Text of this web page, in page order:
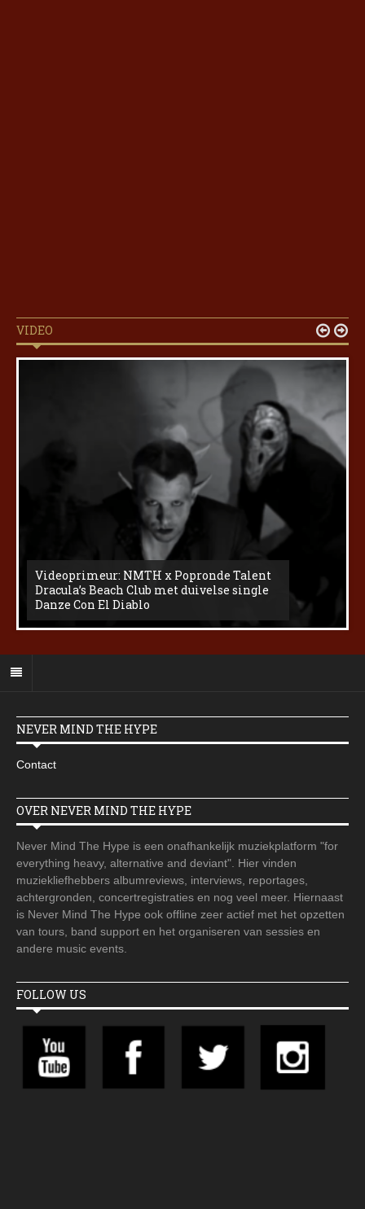
VIDEO
Videoprimeur: NMTH x Popronde Talent
Dracula’s Beach Club met duivelse single
Danze Con El Diablo
 
NEVER MIND THE HYPE
Contact
OVER NEVER MIND THE HYPE
Never Mind The Hype is een onafhankelijk muziekplatform "for
everything heavy, alternative and deviant". Hier vinden
muziekliefhebbers albumreviews, interviews, reportages,
achtergronden, concertregistraties en nog veel meer. Hiernaast
is Never Mind The Hype ook offline zeer actief met het opzetten
van tours, band support en het organiseren van sessies en
andere music events.
FOLLOW US